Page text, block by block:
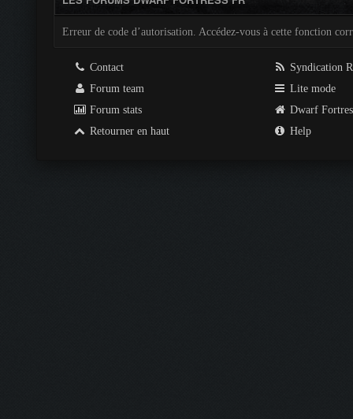
Erreur de code d’autorisation. Accédez-vous à cette fonction
Contact
Forum team
Forum stats
Retourner en haut
Syndication
Lite mode
Dwarf
Help